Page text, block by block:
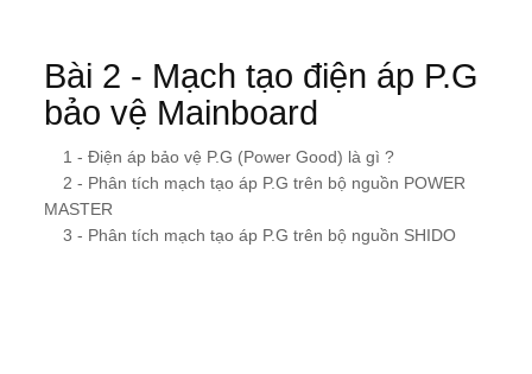
Bài 2 - Mạch tạo điện áp P.G
bảo vệ Mainboard
1 - Điện áp bảo vệ P.G (Power Good) là gì ?
2 - Phân tích mạch tạo áp P.G trên bộ nguồn POWER
MASTER
3 - Phân tích mạch tạo áp P.G trên bộ nguồn SHIDO